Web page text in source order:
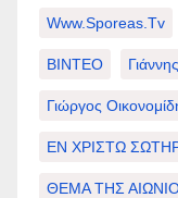
Www.sporeas.tv
ΒΙΝΤΕΟ
Γιώργος
ΕΝ ΧΡΙΣΤΩ
ΘΕΜΑ ΤΗΣ